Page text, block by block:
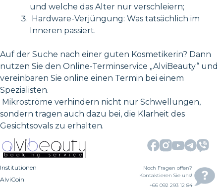
und welche das Alter nur verschleiern;
Hardware-Verjüngung: Was tatsächlich im
Inneren passiert.
Auf der Suche nach einer guten Kosmetikerin? Dann
nutzen Sie den Online-Terminservice „AlviBeauty“ und
vereinbaren Sie online einen Termin bei einem
Spezialisten.
Mikroströme verhindern nicht nur Schwellungen,
sondern tragen auch dazu bei, die Klarheit des
Gesichtsovals zu erhalten.
Institutionen
AlviCoin
Noch Fragen offen?
Kontaktieren Sie uns!
+66 092 293 12 84